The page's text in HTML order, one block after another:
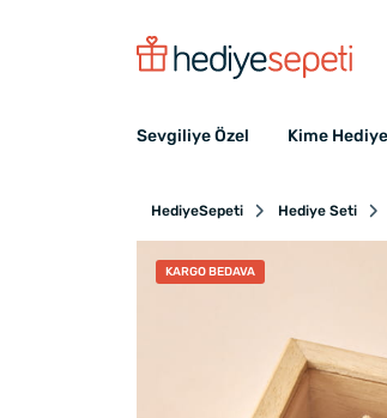
Sevgiliye Özel Kime Hediye
HediyeSepeti Hediye Seti
KARGO BEDAVA